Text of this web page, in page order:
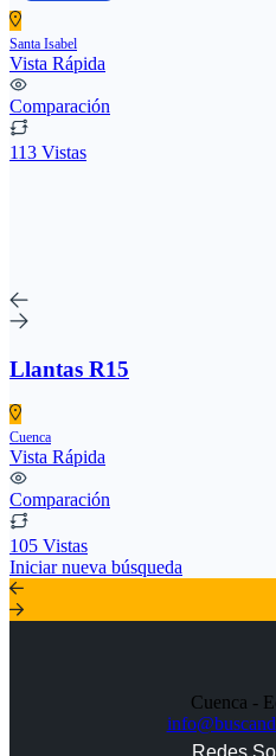
Santa Isabel
Vista Rápida
Comparación
113 Vistas
Llantas R15
Cuenca
Vista Rápida
Comparación
105 Vistas
Iniciar nueva búsqueda
Cuenca -